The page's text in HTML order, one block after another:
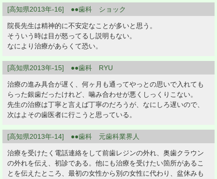
[高知県2013年-16] ●●歯科 ショック
院長先生は精神的に不安定なことが多いと思う。
そういう時は目が怒ってるし説明もない。
なにより治療があらくて恐い。
[高知県2013年-15] ●●歯科 RYU
治療の進み具合が遅く、何ヶ月も通ってやっとの思いで入れても
らった銀歯だったけれど、噛み合わせが悪くしっくりこない。
先生の治療は丁寧と言えば丁寧のだろうが、なにしろ遅いので、
次はよその歯医者に行こうと思っている。
[高知県2013年-14] ●●歯科 元歯科業界人
治療を受けたく電話連絡をして前歯レジンの外れ、奥歯クラウン
の外れを伝え、初診である。他にも治療を受けたい箇所があるこ
とを伝えたところ、最初の女性から別の女性に代わり、盆休みも